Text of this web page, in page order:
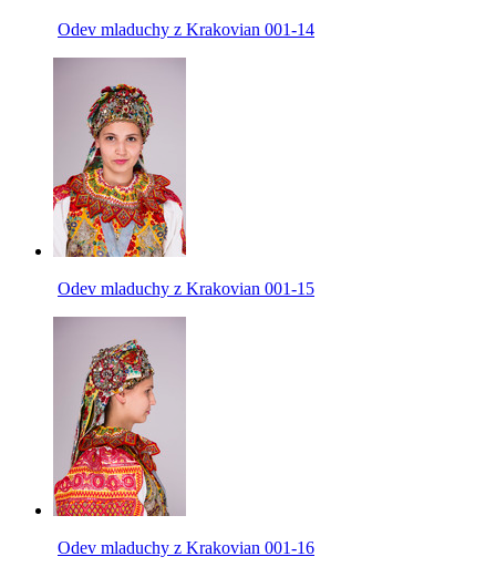
Odev mladuchy z Krakovian 001-14
Odev mladuchy z Krakovian 001-15
Odev mladuchy z Krakovian 001-16